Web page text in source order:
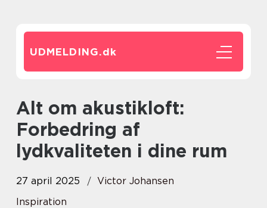
UDMELDING.dk
Alt om akustikloft:
Forbedring af
lydkvaliteten i dine rum
27 april 2025
Victor Johansen
Inspiration